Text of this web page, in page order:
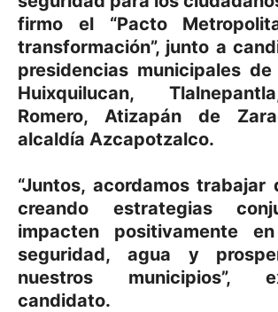
firmo el “Pacto
transformación”, junto a
presidencias municipales de
Huixquilucan,
Romero, Atizapán de
alcaldía Azcapotzalco.
“Juntos, acordamos trabajar
creando estrategias
impacten positivamente
seguridad, agua y
nuestros municipios”,
candidato.